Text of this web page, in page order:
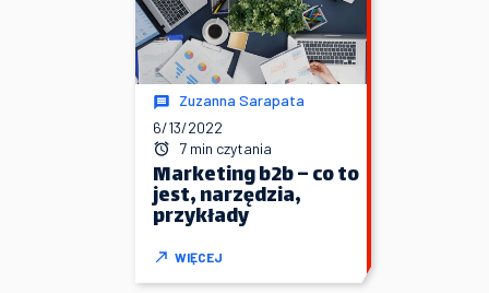
Zuzanna Sarapata
6/13/2022
7 min czytania
Marketing b2b – co to
jest, narzędzia,
przykłady
WIĘCEJ